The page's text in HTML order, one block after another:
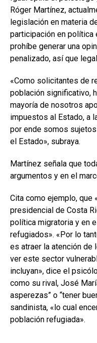
Róger Martínez,
legislación en materia
participación en política
prohíbe generar una
penalizado, así que
«Como solicitantes de
población significativo,
mayoría de nosotros
impuestos al Estado, a
por ende somos
el Estado», subraya.
Martínez señala que
argumentos y en el
Cita como ejemplo, que
presidencial de Costa
política migratoria y en
refugiados». «Por lo
es atraer la atención de
ver este sector
incluyan», dice el
como su rival, José
asperezas” o “tener
sandinista, «lo cual
población refugiada».